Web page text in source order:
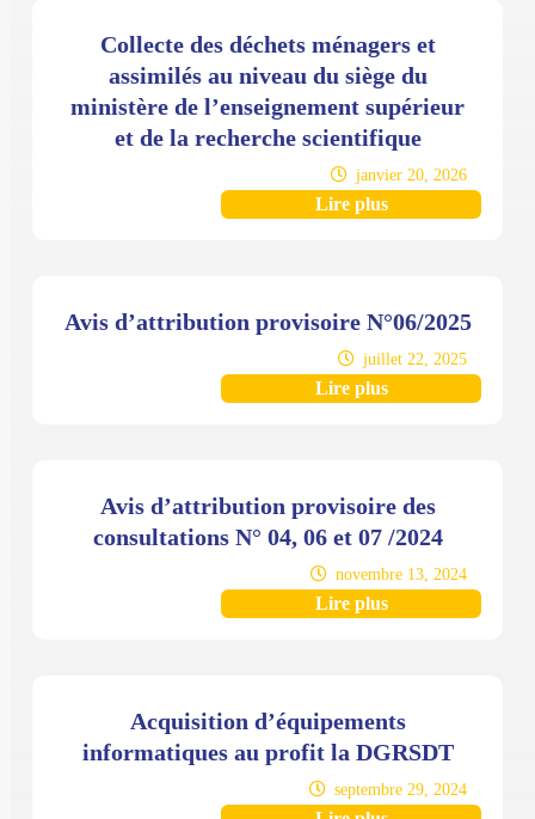
Collecte des déchets ménagers et
assimilés au niveau du siège du
ministère de l’enseignement supérieur
et de la recherche scientifique
janvier 20, 2026
Lire plus
Avis d’attribution provisoire N°06/2025
juillet 22, 2025
Lire plus
Avis d’attribution provisoire des
consultations N° 04, 06 et 07 /2024
novembre 13, 2024
Lire plus
Acquisition d’équipements
informatiques au profit la DGRSDT
septembre 29, 2024